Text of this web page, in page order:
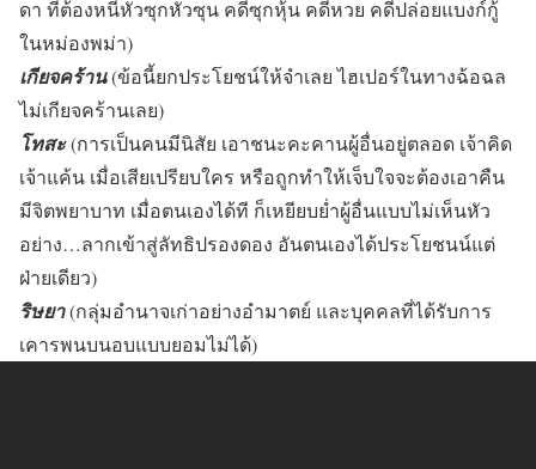
ดา ที่ต้องหนีหัวซุกหัวซุน คดีซุกหุ้น คดีหวย คดีปล่อยแบงก์กู้
ในหม่องพม่า)
เกียจคร้าน(ข้อนี้ยกประโยชน์ให้จำเลย ไฮเปอร์ในทางฉ้อฉล
ไม่เกียจคร้านเลย)
โทสะ(การเป็นคนมีนิสัย เอาชนะคะคานผู้อื่นอยู่ตลอด เจ้าคิด
เจ้าแค้น เมื่อเสียเปรียบใคร หรือถูกทำให้เจ็บใจจะต้องเอาคืน
มีจิตพยาบาท เมื่อตนเองได้ที ก็เหยียบย่ำผู้อื่นแบบไม่เห็นหัว
อย่าง…ลากเข้าสู่ลัทธิปรองดอง อันตนเองได้ประโยชนน์แต่
ฝ่ายเดียว)
ริษยา(กลุ่มอำนาจเก่าอย่างอำมาตย์ และบุคคลที่ได้รับการ
เคารพนบนอบแบบยอมไม่ได้)